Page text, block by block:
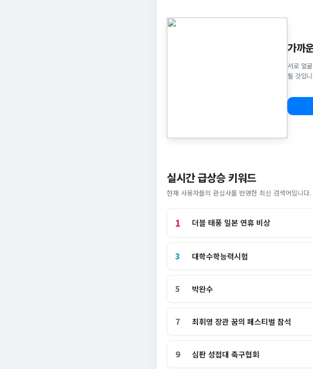
가까
서로 얼
될 것입
실시간 급상승 키워드
현재 사용자들의 관심사를 반영한 최신 검색어입니다.
1 더블 태풍 일본 연휴 비상
3 대학수학능력시험
5 박완수
7 최휘영 장관 꿈의 페스티벌 참석
9 심판 성접대 축구협회